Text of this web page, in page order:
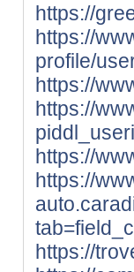
https://
https://
profile/
https://
https://
https://
https://
https://